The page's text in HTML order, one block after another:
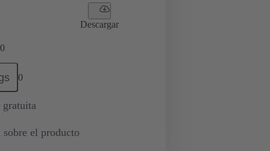
Descargar
0
0
gratuita
sobre el producto